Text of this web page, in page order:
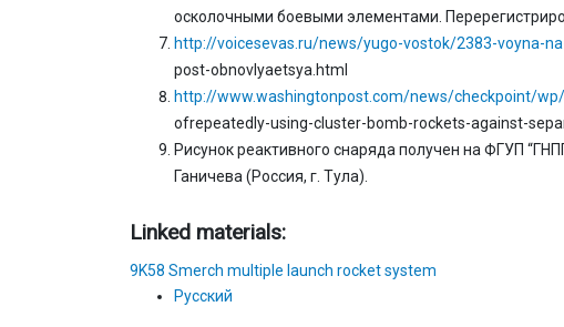
осколочными боевыми элементами.
http://voicesevas.ru/news/yugo-vostok/2383-voyna-
post-obnovlyaetsya.html
http://www.washingtonpost.com/news/checkpoint/
ofrepeatedly-using-cluster-bomb-rockets-against-
Рисунок реактивного снаряда получен на ФГУП
Ганичева (Россия, г. Тула).
Linked materials:
9K58 Smerch multiple launch rocket system
Русский